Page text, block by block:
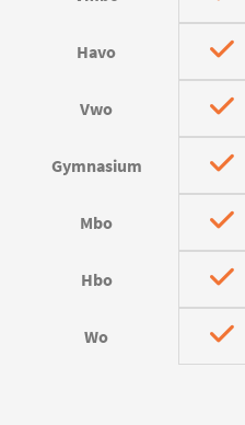
Havo
Vwo
Gymnasium
Mbo
Hbo
Wo